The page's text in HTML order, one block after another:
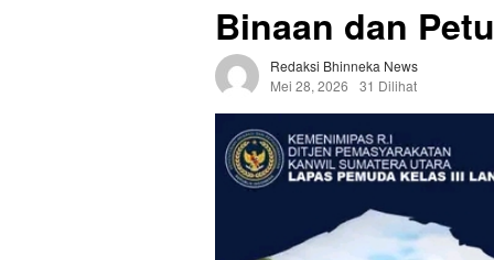
Binaan dan
Redaksi Bhinneka News
Mei 28, 2026
31 Dilihat